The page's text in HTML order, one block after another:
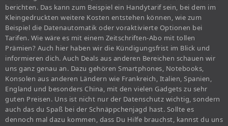
berichten. Das kann zum Beispiel ein Handytarif sein, bei dem im
Kleingedruckten weitere Kosten entstehen können, wie zum
Beispiel die Datenautomatik oder voraktivierte Optionen bei
Tarifen. Wie wäre es mit einem Zeitschriften-Abo mit tollen
Prämien? Auch hier haben wir die Kündigungsfrist im Blick und
informieren dich. Auch Deals aus anderen Bereichen schauen wir
uns ganz genau an. Dazu gehören Smartphones, Notebooks,
Konsolen aus anderen Ländern wie Frankreich, Italien, Spanien,
England und besonders China, mit den vielen Gadgets zu sehr
guten Preisen. Uns ist nicht nur der Datenschutz wichtig, sondern
auch das du Spaß bei der Schnäppchenjagd hast. Sollte es
dennoch mal dazu kommen, dass Du Hilfe brauchst, kannst du uns